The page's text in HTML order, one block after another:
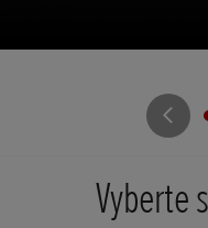
Vyberte